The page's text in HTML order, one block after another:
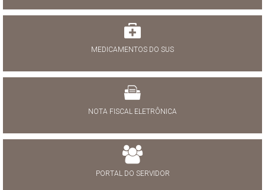
MEDICAMENTOS DO SUS
NOTA FISCAL ELETRÔNICA
PORTAL DO SERVIDOR